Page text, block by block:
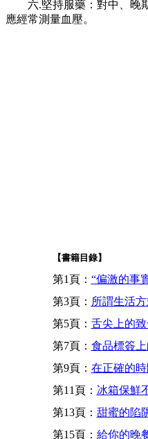
六.堅持服藥：對中、晚期
應經常測量血壓。
【書籍目錄】
第1頁： “偏激的事
第3頁： 所謂生活
第5頁： 舌尖上的
第7頁： 食品標簽
第9頁： 在正確的
第11頁： 冰箱保鮮
第13頁： 甜蜜的陷
第15頁： 給你的晚